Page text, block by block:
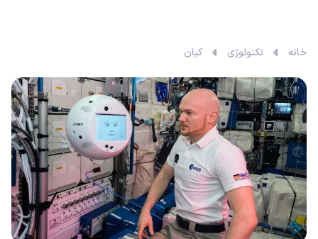
خانه تکنولوژی کیان